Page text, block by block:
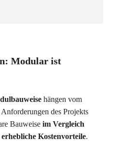
Modular ist
hängen vom
des Projekts
Bauweise im Vergleich
Kostenvorteile.